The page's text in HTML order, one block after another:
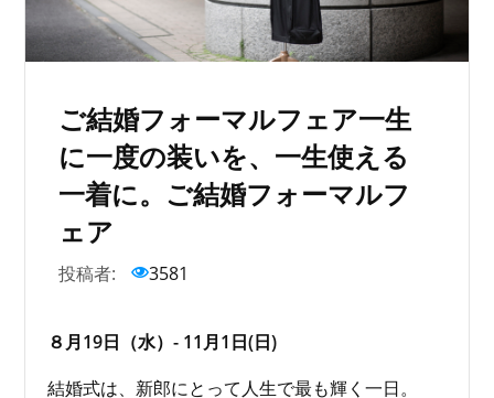
ご結婚フォーマルフェア一生
に一度の装いを、一生使える
一着に。ご結婚フォーマルフ
ェア
投稿者: 3581
８月19日（水）- 11月1日(日)
結婚式は、新郎にとって人生で最も輝く一日。